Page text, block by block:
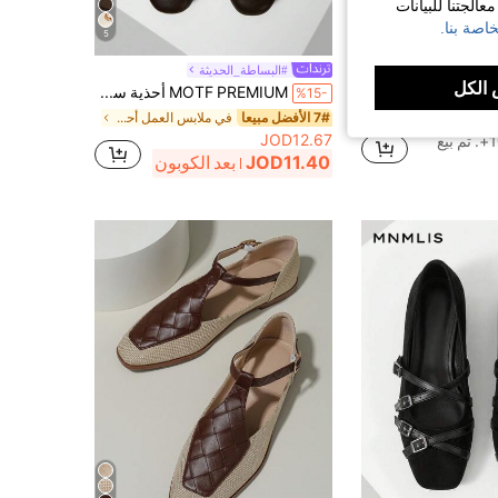
5
#البساطة_الحديثة
%15- MOTF PREMIUM أحذية سهلة الارتداء نسائية مريحة كاجوال للاستخدام اليومي للسقوط، عيد الميلاد الجديد، عيد الحب
7# الأفضل مبيعا في ملابس العمل أحذية
JOD12.67
JOD11.40 بعد الكوبون
للبيانات
بنا.